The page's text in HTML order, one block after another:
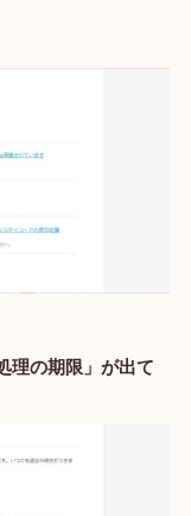
理の期限」が出て